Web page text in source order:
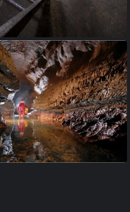
Claude Paris (4)